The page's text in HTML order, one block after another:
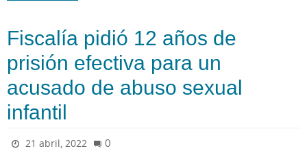
Fiscalía pidió 12 años de
prisión efectiva para un
acusado de abuso sexual
infantil
21 abril, 2022 0